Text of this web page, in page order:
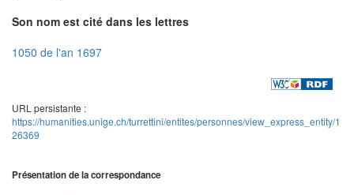
Son nom est cité dans les lettres
1050 de l'an 1697
URL persistante :
https://humanities.unige.ch/turrettini/entites/personnes/view_express_entity/1
26369
Présentation de la correspondance